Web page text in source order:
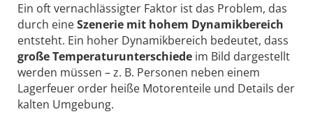
Ein oft vernachlässigter Faktor ist das Problem, das
durch eineSzenerie mit hohem Dynamikbereich
entsteht. Ein hoher Dynamikbereich bedeutet, dass
große Temperaturunterschiede im Bild dargestellt
werden müssen – z. B. Personen neben einem
Lagerfeuer order heiße Motorenteile und Details der
kalten Umgebung.